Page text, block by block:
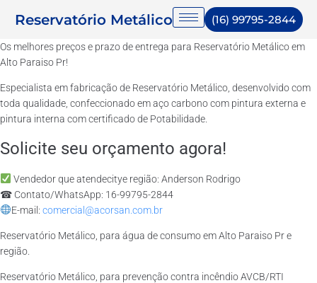
Reservatório Metálico (16) 99795-2844
Os melhores preços e prazo de entrega para Reservatório Metálico em
Alto Paraiso Pr!
Especialista em fabricação de Reservatório Metálico, desenvolvido com
toda qualidade, confeccionado em aço carbono com pintura externa e
pintura interna com certificado de Potabilidade.
Solicite seu orçamento agora!
Vendedor que atendecitye região: Anderson Rodrigo
☎ Contato/WhatsApp: 16-99795-2844
E-mail: comercial@acorsan.com.br
Reservatório Metálico, para água de consumo em Alto Paraiso Pr e
região.
Reservatório Metálico, para prevenção contra incêndio AVCB/RTI